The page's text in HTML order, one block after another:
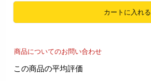
カートに入れる
商品についてのお問い合わせ